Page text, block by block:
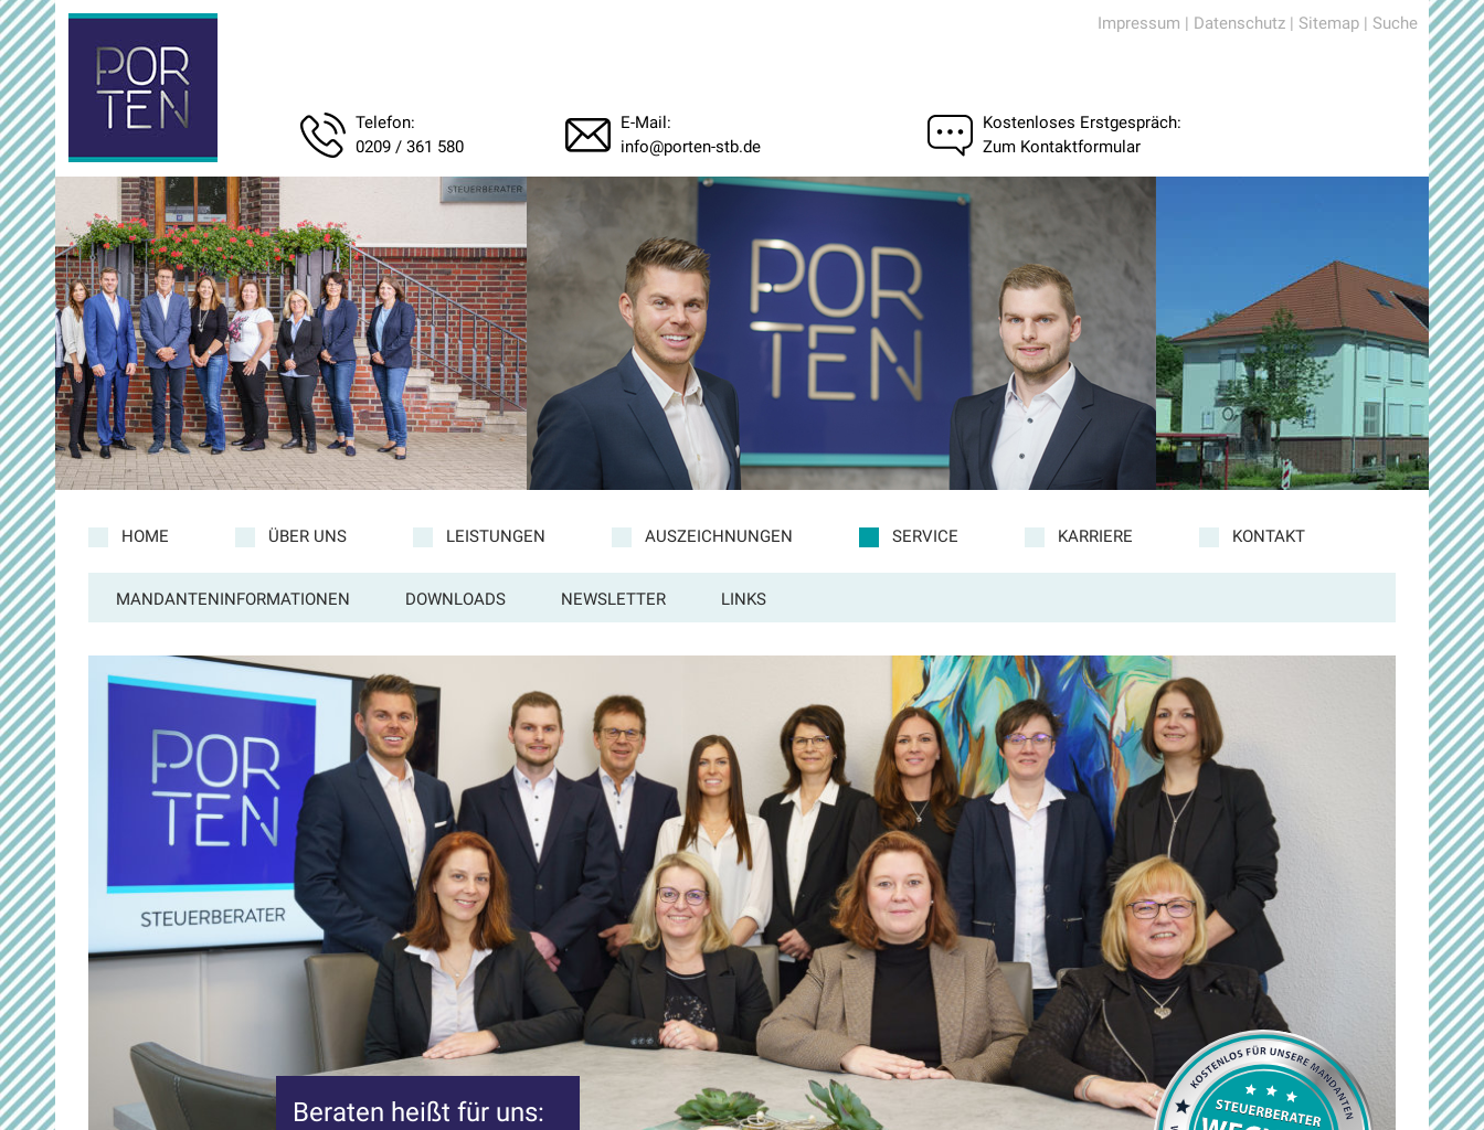
Telefon:
0209 / 361 580
E-Mail:
info@porten-stb.de
Kostenloses Erstgespräch:
Zum Kontaktformular
Impressum | Datenschutz | Sitemap | Suche
MANDANTENINFORMATIONEN DOWNLOADS NEWSLETTER LINKS
HOME ÜBER UNS LEISTUNGEN AUSZEICHNUNGEN SERVICE KARRIERE KONTAKT
Beraten heißt für uns: